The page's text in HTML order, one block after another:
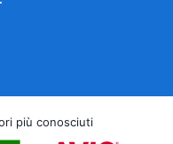
più conosciuti